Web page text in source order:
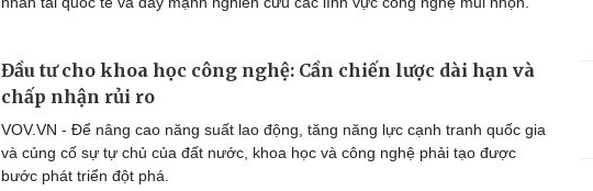
Đầu tư cho khoa học công nghệ: Cần chiến lược dài hạn và
chấp nhận rủi ro
VOV.VN - Để nâng cao năng suất lao động, tăng năng lực cạnh tranh quốc gia
và củng cố sự tự chủ của đất nước, khoa học và công nghệ phải tạo được
bước phát triển đột phá.